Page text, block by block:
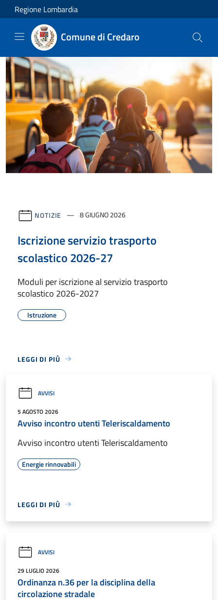
Salta al contenuto principale
Regione Lombardia
Comune di Credaro
NOTIZIE 8 GIUGNO 2026
Iscrizione servizio trasporto
scolastico 2026-27
Moduli per iscrizione al servizio trasporto
scolastico 2026-2027
Istruzione
LEGGI DI PIÙ
AVVISI
5 AGOSTO 2026
Avviso incontro utenti Teleriscaldamento
Avviso incontro utenti Teleriscaldamento
Energie rinnovabili
LEGGI DI PIÙ
AVVISI
29 LUGLIO 2026
Ordinanza n.36 per la disciplina della
circolazione stradale